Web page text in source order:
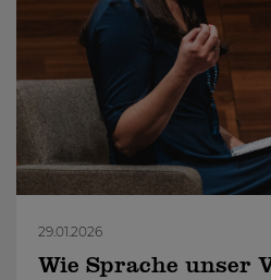
29.01.2026
Wie Sprache unser